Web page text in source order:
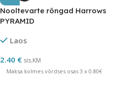
Nooltevarte rõngad Harrows
PYRAMID
Laos
2.40 € sis.KM
Maksa kolmes võrdses osas 3 x 0.80€